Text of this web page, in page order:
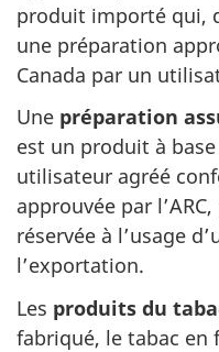
produit importé qui,
une préparation
Canada par un
Une préparation
est un produit à
utilisateur agréé
approuvée par
réservée à l’usage
l’exportation.
Les produits du
fabriqué, le tabac en